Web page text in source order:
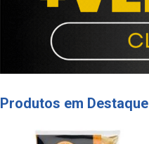
Produtos em Destaque